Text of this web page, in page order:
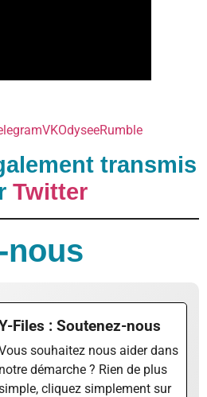
VKOdyseeRumble
transmis
Twitter
nous
Files : Soutenez-nous
souhaitez nous aider dans
notre démarche ? Rien de plus
cliquez simplement sur